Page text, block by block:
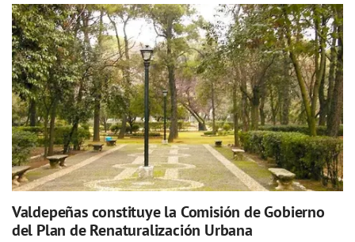
Valdepeñas constituye la Comisión de Gobierno
del Plan de Renaturalización Urbana